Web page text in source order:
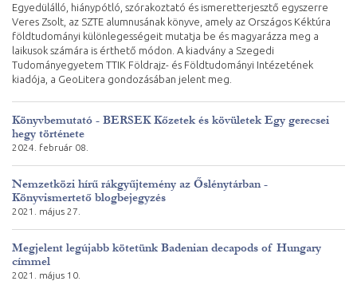
Egyedülálló, hiánypótló, szórakoztató és ismeretterjesztő egyszerre
Veres Zsolt, az SZTE alumnusának könyve, amely az Országos Kéktúra
földtudományi különlegességeit mutatja be és magyarázza meg a
laikusok számára is érthető módon. A kiadvány a Szegedi
Tudományegyetem TTIK Földrajz- és Földtudományi Intézetének
kiadója, a GeoLitera gondozásában jelent meg.
Könyvbemutató - BERSEK Kőzetek és kövületek Egy gerecsei
hegy története
2024. február 08.
Nemzetközi hírű rákgyűjtemény az Őslénytárban -
Könyvismertető blogbejegyzés
2021. május 27.
Megjelent legújabb kötetünk Badenian decapods of Hungary
címmel
2021. május 10.